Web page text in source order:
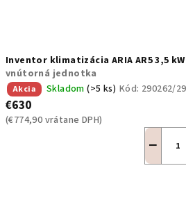
Inventor klimatizácia ARIA AR5 3,5 kW
vnútorná jednotka
Akcia Skladom(>5 ks) Kód: 290262/
€630
(€774,90 vrátane DPH)
−